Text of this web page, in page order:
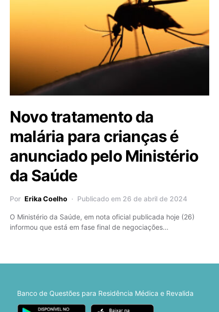
Novo tratamento da
malária para crianças é
anunciado pelo Ministério
da Saúde
Por Erika Coelho Publicado em 26 de abril de 2024
O Ministério da Saúde, em nota oficial publicada hoje (26)
informou que está em fase final de negociações…
Banco de Questões para Residência Médica e Revalida